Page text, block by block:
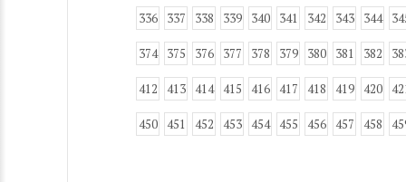
336 337 338 339 340 341 342 343 344
374 375 376 377 378 379 380 381 382
412 413 414 415 416 417 418 419 420
450 451 452 453 454 455 456 457 458